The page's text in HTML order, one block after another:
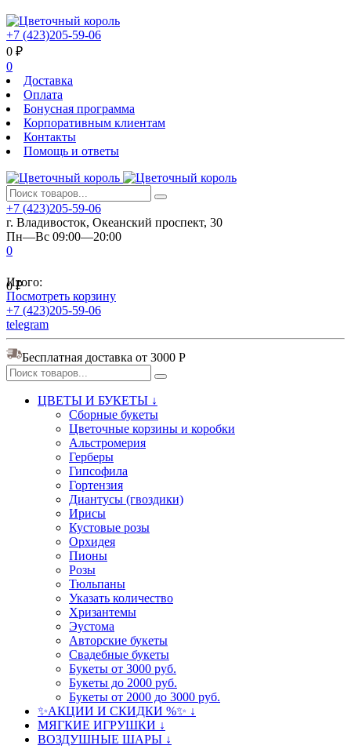
+7 (423)205-59-06
0 ₽
0
Доставка
Оплата
Бонусная программа
Корпоративным клиентам
Контакты
Помощь и ответы
+7 (423)205-59-06
г. Владивосток, Океанский проспект, 30
Пн—Вс 09:00—20:00
0
0₽
Итого:
Посмотреть корзину
+7 (423)205-59-06
telegram
Бесплатная доставка от 3000 Р
ЦВЕТЫ И БУКЕТЫ ↓
Сборные букеты
Цветочные корзины и коробки
Альстромерия
Герберы
Гипсофила
Гортензия​
Диантусы (гвоздики)
Ирисы
Кустовые розы
Орхидея
Пионы
Розы
Тюльпаны
Указать количество
Хризантемы
Эустома
Авторские букеты
Свадебные букеты
Букеты от 3000 руб.
Букеты до 2000 руб.
Букеты от 2000 до 3000 руб.
✨АКЦИИ И СКИДКИ %✨ ↓
МЯГКИЕ ИГРУШКИ ↓
ВОЗДУШНЫЕ ШАРЫ ↓